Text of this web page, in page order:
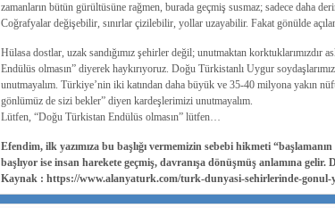
zamanların bütün gürültüsüne rağmen, burada geçmiş susmaz; sadece daha
Coğrafyalar değişebilir, sınırlar çizilebilir, yollar uzayabilir. Fakat gönülde
Hülasa dostlar, uzak sandığımız şehirler değil; unutmaktan korktuklarımızdır
Endülüs olmasın” diyerek haykırıyoruz. Doğu Türkistanlı Uygur
unutmayalım. Türkiye’nin iki katından daha büyük ve 35-40 milyona yakın
gönlümüz de sizi bekler” diyen kardeşlerimizi unutmayalım.
Lütfen, “Doğu Türkistan Endülüs olmasın” lütfen…
Efendim, ilk yazımıza bu başlığı vermemizin sebebi hikmeti
başlıyor ise insan harekete geçmiş, davranışa dönüşmüş anlamına gelir.
Kaynak : https://www.alanyaturk.com/turk-dunyasi-sehirlerinde-gonul-